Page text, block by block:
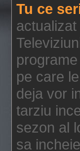
Tu ce
pe care
deja vor
tarziu
sezon al
sa